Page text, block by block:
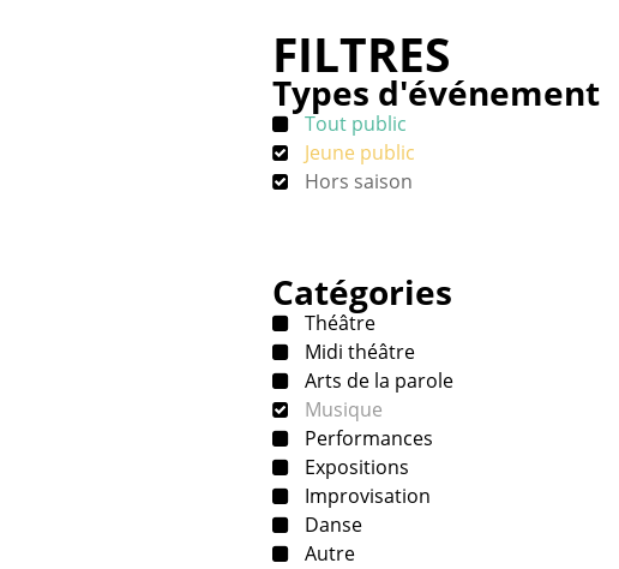
FILTRES
Types d'événement
Tout public
Jeune public
Hors saison
Catégories
Théâtre
Midi théâtre
Arts de la parole
Musique
Performances
Expositions
Improvisation
Danse
Autre